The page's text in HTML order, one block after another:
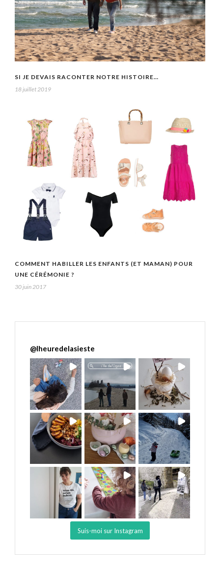
SI JE DEVAIS RACONTER NOTRE HISTOIRE…
18 juillet 2019
COMMENT HABILLER LES ENFANTS (ET MAMAN) POUR
UNE CÉRÉMONIE ?
30 juin 2017
@lheuredelasieste
Suis-moi sur Instagram